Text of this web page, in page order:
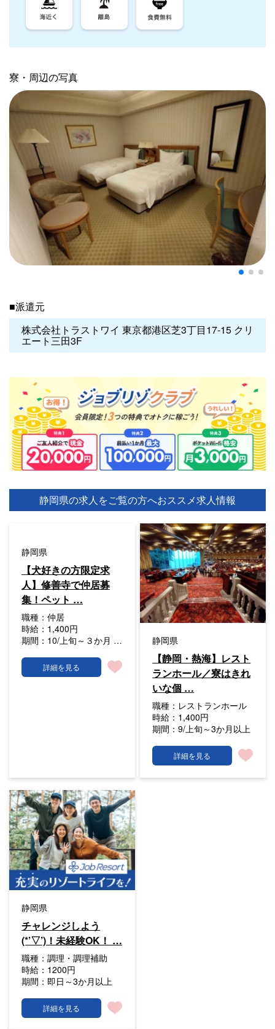
寮・周辺の写真
■派遣元
株式会社トラストワイ 東京都港区芝3丁目17-15 クリ
エート三田3F
静岡県の求人をご覧の方へおススメ求人情報
静岡県
【犬好きの方限定求
人】修善寺で仲居募
集！ペット …
職種： 仲居
時給： 1,400円
期間： 10/上旬～３か月 …
詳細を見る
静岡県
【静岡・熱海】レスト
ランホール／寮はきれ
いな個 …
職種： レストランホール
時給： 1,400円
期間：9/上旬～3か月以上
詳細を見る
静岡県
チャレンジしよう
(*’▽’)！未経験OK！ …
職種： 調理・調理補助
時給： 1200円
期間： 即日～3か月以上
詳細を見る